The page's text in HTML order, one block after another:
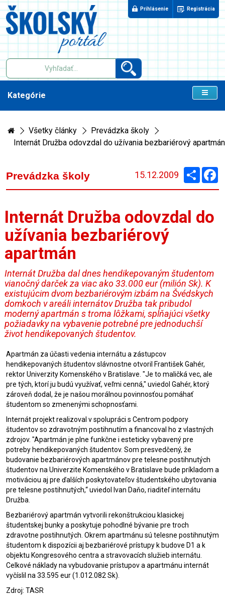
Prihlásenie Registrácia
Kategórie
Všetky články
Prevádzka školy
Internát Družba odovzdal do užívania bezbariérový apartmán
Prevádzka školy 15.12.2009 Zdieľaj
Internát Družba odovzdal do
užívania bezbariérový
apartmán
Internát Družba dal dnes hendikepovaným študentom
vianočný darček za viac ako 33.000 eur (milión Sk). K
existujúcim dvom bezbariérovým izbám na Švédskych
domkoch v areáli internátov Družba tak pribudol
moderný apartmán s troma lôžkami, spĺňajúci všetky
požiadavky na vybavenie potrebné pre jednoduchší
život hendikepovaných študentov.
Apartmán za účasti vedenia internátu a zástupcov
hendikepovaných študentov slávnostne otvoril František Gahér,
rektor Univerzity Komenského v Bratislave. "Je to maličká vec, ale
pre tých, ktorí ju budú využívať, veľmi cenná," uviedol Gahér, ktorý
zároveň dodal, že je našou morálnou povinnosťou pomáhať
študentom so zmenenými schopnosťami.
Internát projekt realizoval v spolupráci s Centrom podpory
študentov so zdravotným postihnutím a financoval ho z vlastných
zdrojov. "Apartmán je plne funkčne i esteticky vybavený pre
potreby hendikepovaných študentov. Som presvedčený, že
budovanie bezbariérových apartmánov pre telesne postihnutých
študentov na Univerzite Komenského v Bratislave bude príkladom a
motiváciou aj pre ďalších poskytovateľov študentského ubytovania
pre telesne postihnutých,“ uviedol Ivan Daňo, riaditeľ internátu
Družba.
Bezbariérový apartmán vytvorili rekonštrukciou klasickej
študentskej bunky a poskytuje pohodlné bývanie pre troch
zdravotne postihnutých. Okrem apartmánu sú telesne postihnutým
študentom k dispozícii aj bezbariérové prístupy k budove D1 a k
objektu Kongresového centra a stravovacích služieb internátu.
Celkové náklady na vybudovanie prístupov a apartmánu internát
vyčíslil na 33.595 eur (1.012.082 Sk).
Zdroj: TASR